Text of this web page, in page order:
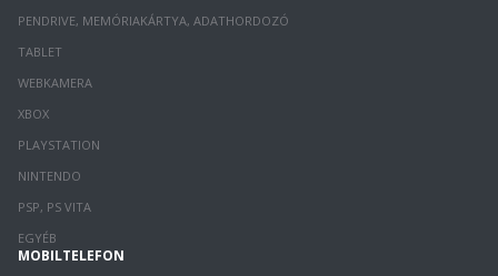
PENDRIVE, MEMÓRIAKÁRTYA, ADATHORDOZÓ
TABLET
WEBKAMERA
XBOX
PLAYSTATION
NINTENDO
PSP, PS VITA
EGYÉB
MOBILTELEFON